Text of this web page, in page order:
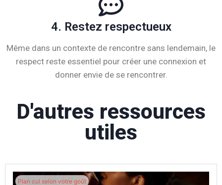
4. Restez respectueux
Même dans un contexte de rencontre sans lendemain, le
respect reste essentiel pour créer une connexion et
donner envie de se rencontrer.
D'autres ressources
utiles
Plan cul selon votre goût